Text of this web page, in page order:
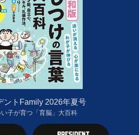
ントFamily 2026年夏号
子が育つ「育脳」大百科